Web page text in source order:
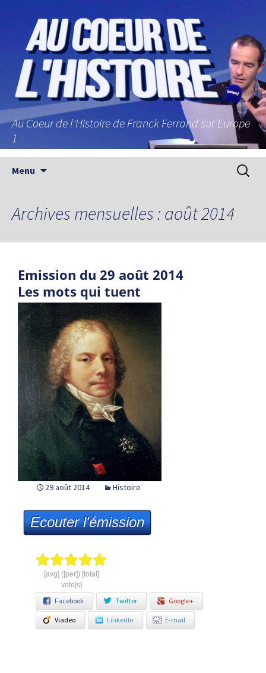
Au Coeur de l'Histoire de Franck Ferrand sur Europe
1
Menu
Archives mensuelles : août 2014
Emission du 29 août 2014
Les mots qui tuent
29 août 2014 Histoire
Ecouter l'émission
[avg] ([per]) [total]
vote[s]
Facebook Twitter Google+
Viadeo LinkedIn E-mail